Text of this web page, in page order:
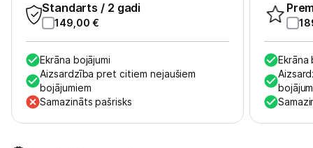
Piegāde un apmaksa
Tehnikas izvešana
Uzņēmumiem
Standarts / 2 gadi
149,00 €
Ekrāna bojājumi
Aizsardzība pret citiem nejaušiem
bojājumiem
Samazināts pašrisks
Ekrāna